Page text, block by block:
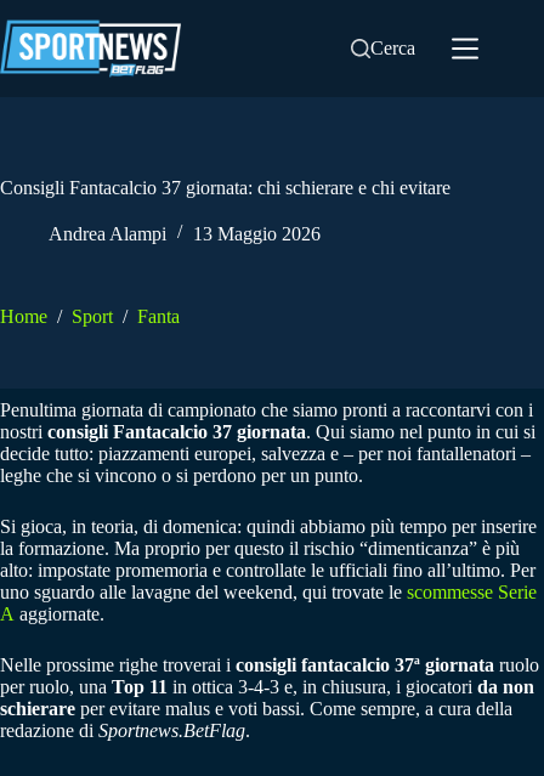
al
contenuto
Cerca
Consigli Fantacalcio 37 giornata: chi schierare e chi evitare
Andrea Alampi 13 Maggio 2026
Home / Sport / Fanta
Penultima giornata di campionato che siamo pronti a raccontarvi con i
nostri consigli Fantacalcio 37 giornata. Qui siamo nel punto in cui si
decide tutto: piazzamenti europei, salvezza e – per noi fantallenatori –
leghe che si vincono o si perdono per un punto.
Si gioca, in teoria, di domenica: quindi abbiamo più tempo per inserire
la formazione. Ma proprio per questo il rischio “dimenticanza” è più
alto: impostate promemoria e controllate le ufficiali fino all’ultimo. Per
uno sguardo alle lavagne del weekend, qui trovate le scommesse Serie
A aggiornate.
Nelle prossime righe troverai i consigli fantacalcio 37ª giornata ruolo
per ruolo, una Top 11 in ottica 3-4-3 e, in chiusura, i giocatori da non
schierare per evitare malus e voti bassi. Come sempre, a cura della
redazione di Sportnews.BetFlag.